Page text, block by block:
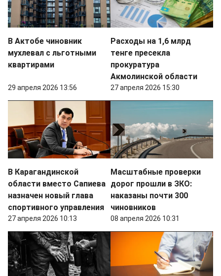
В Актобе чиновник
мухлевал с льготными
квартирами
29 апреля 2026 13:56
Расходы на 1,6 млрд
тенге пресекла
прокуратура
Акмолинской области
27 апреля 2026 15:30
В Карагандинской
области вместо Сапиева
назначен новый глава
спортивного управления
27 апреля 2026 10:13
Масштабные проверки
дорог прошли в ЗКО:
наказаны почти 300
чиновников
08 апреля 2026 10:31